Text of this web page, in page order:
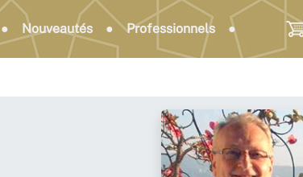
Nouveautés Professionnels